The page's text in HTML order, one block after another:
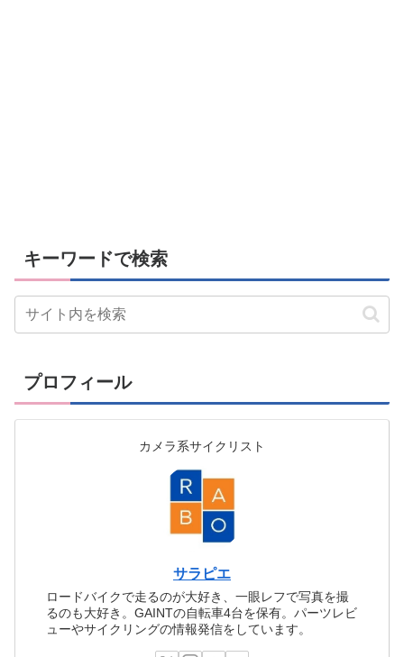
キーワードで検索
プロフィール
カメラ系サイクリスト
サラピエ
ロードバイクで走るのが大好き、一眼レフで写真を撮
るのも大好き。GAINTの自転車4台を保有。パーツレビ
ューやサイクリングの情報発信をしています。